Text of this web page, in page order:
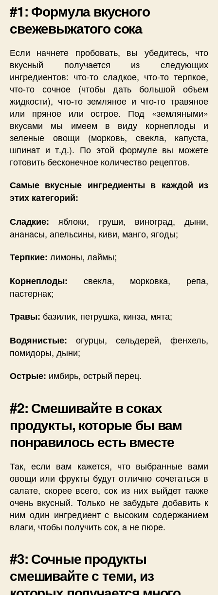
#1: Формула вкусного
свежевыжатого сока
Если начнете пробовать, вы убедитесь, что
вкусный получается из следующих
ингредиентов: что-то сладкое, что-то терпкое,
что-то сочное (чтобы дать большой объем
жидкости), что-то земляное и что-то травяное
или пряное или острое. Под «земляными»
вкусами мы имеем в виду корнеплоды и
зеленые овощи (морковь, свекла, капуста,
шпинат и т.д.). По этой формуле вы можете
готовить бесконечное количество рецептов.
Самые вкусные ингредиенты в каждой из
этих категорий:
Сладкие:яблоки, груши, виноград, дыни,
ананасы, апельсины, киви, манго, ягоды;
Терпкие: лимоны, лаймы;
Корнеплоды: свекла, морковка, репа,
пастернак;
Травы: базилик, петрушка, кинза, мята;
Водянистые: огурцы, сельдерей, фенхель,
помидоры, дыни;
Острые: имбирь, острый перец.
#2: Смешивайте в соках
продукты, которые бы вам
понравилось есть вместе
Так, если вам кажется, что выбранные вами
овощи или фрукты будут отлично сочетаться в
салате, скорее всего, сок из них выйдет также
очень вкусный. Только не забудьте добавить к
ним один ингредиент с высоким содержанием
влаги, чтобы получить сок, а не пюре.
#3: Сочные продукты
смешивайте с теми, из